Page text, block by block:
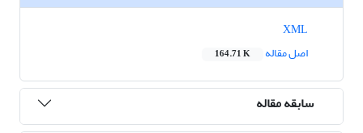
اصل مقاله
164.71 K
سابقه مقاله